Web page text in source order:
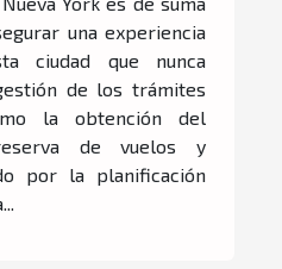
una experiencia
ciudad que nunca
de los trámites
la obtención del
de vuelos y
por la planificación